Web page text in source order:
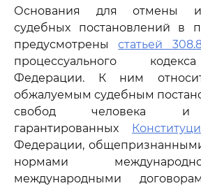
Основания для отмены
судебных постановлений в
предусмотреныстатьей
процессуального
Федерации. К ним
обжалуемым судебным
свобод человека и
гарантированных
Федерации,
нормами
международными